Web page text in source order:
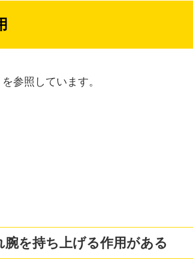
参照しています。
を持ち上げる作用がある